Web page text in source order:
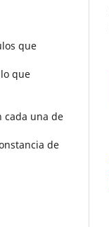
que
que
cada una de
de